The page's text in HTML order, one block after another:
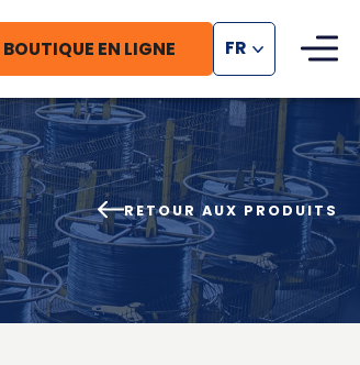
BOUTIQUE EN LIGNE FR
RETOUR AUX PRODUITS